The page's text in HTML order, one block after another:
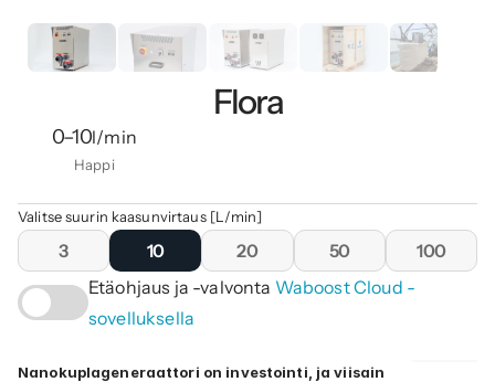
Flora
0–10l/min
Happi
Valitse suurin kaasunvirtaus [L/min]
3 10 20 50
100
Etäohjaus ja -valvonta Waboost Cloud -
sovelluksella
Nanokuplageneraattori on investointi, ja viisain